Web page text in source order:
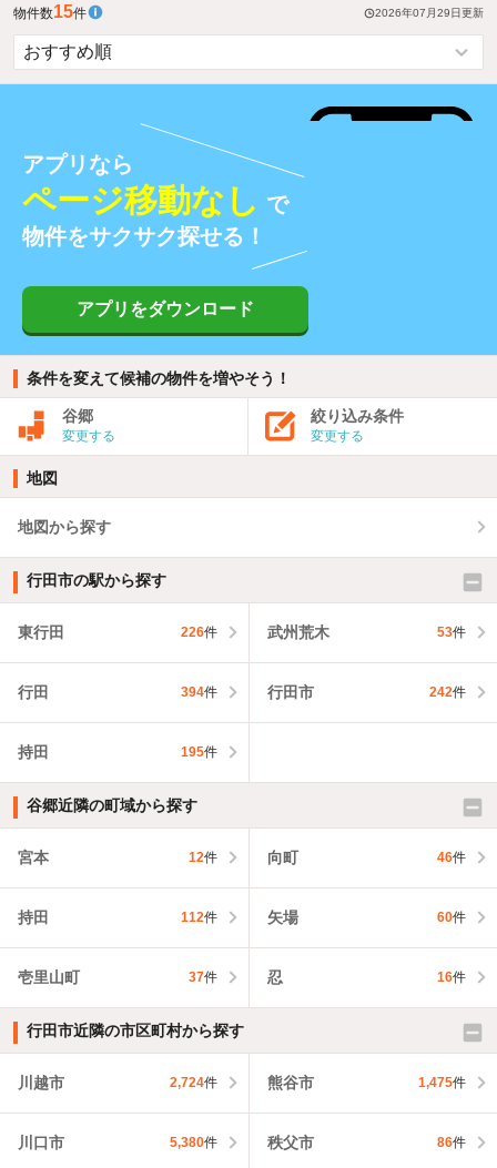
物件数15件 2026年07月29日更新
アプリなら
ページ移動なし で
物件をサクサク探せる！
アプリをダウンロード
条件を変えて候補の物件を増やそう！
谷郷
変更する
絞り込み条件
変更する
地図
地図から探す
行田市の駅から探す
東行田 226件 武州荒木 53件
行田 394件 行田市 242件
持田 195件
谷郷近隣の町域から探す
宮本 12件 向町 46件
持田 112件 矢場 60件
壱里山町 37件 忍 16件
行田市近隣の市区町村から探す
川越市 2,724件 熊谷市 1,475件
川口市 5,380件 秩父市 86件